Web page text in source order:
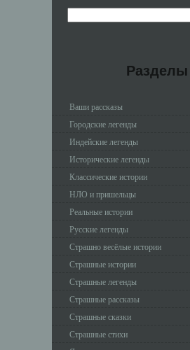
Разделы
Ваши рассказы
Городские легенды
Индейские легенды
Исторические легенды
Классические истории
НЛО и пришельцы
Реальные истории
Русские легенды
Страшно весёлые истории
Страшные истории
Страшные легенды
Страшные рассказы
Страшные сказки
Страшные стихи